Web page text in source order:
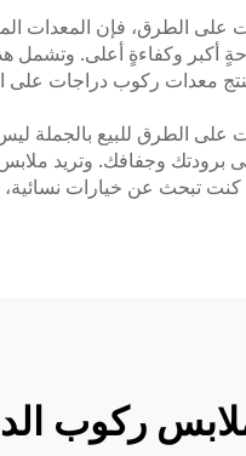
على الطرق، فإن المعدات
أكبر وكفاءةٍ أعلى. وتشمل
معدات ركوب دراجات على
الطرق للبيع بالجملة
وجفافك. وتريد ملابس
كنت تبحث عن خيارات
ركوب